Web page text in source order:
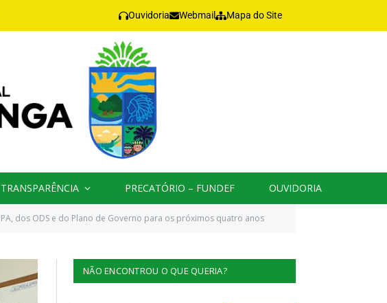
Ouvidoria Webmail Mapa do Site
TRANSPARÊNCIA PRECATÓRIO – FUNDEF OUVIDORIA
dos ODS e do Plano de Governo para os próximos quatro anos
NÃO ENCONTROU O QUE QUERIA?